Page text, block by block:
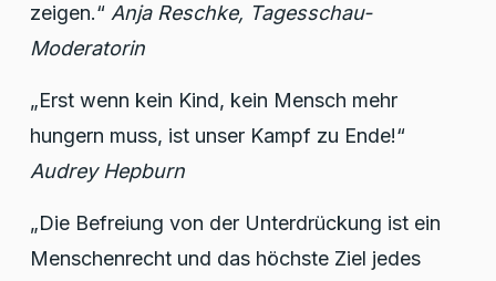
zeigen.“ Anja Reschke, Tagesschau-
Moderatorin
„Erst wenn kein Kind, kein Mensch mehr
hungern muss, ist unser Kampf zu Ende!“
Audrey Hepburn
„Die Befreiung von der Unterdrückung ist ein
Menschenrecht und das höchste Ziel jedes